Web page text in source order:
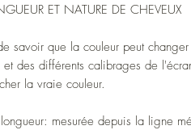
ET NATURE DE CHEVEUX
savoir que la couleur peut
des différents calibrages de
la vraie couleur.
mesurée depuis la ligne